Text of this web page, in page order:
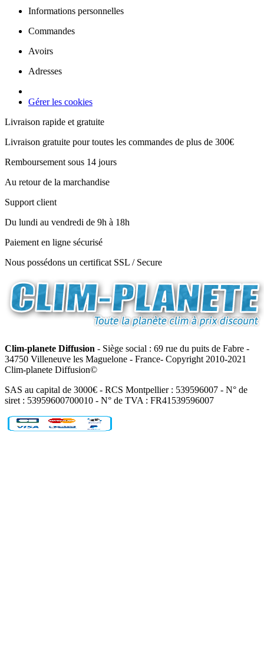
Informations personnelles
Commandes
Avoirs
Adresses
Gérer les cookies
Livraison rapide et gratuite
Livraison gratuite pour toutes les commandes de plus de 300€
Remboursement sous 14 jours
Au retour de la marchandise
Support client
Du lundi au vendredi de 9h à 18h
Paiement en ligne sécurisé
Nous possédons un certificat SSL / Secure
Clim-planete Diffusion - Siège social : 69 rue du puits de Fabre -
34750 Villeneuve les Maguelone - France- Copyright 2010-2021
Clim-planete Diffusion©
SAS au capital de 3000€ - RCS Montpellier : 539596007 - N° de
siret : 53959600700010 - N° de TVA : FR41539596007